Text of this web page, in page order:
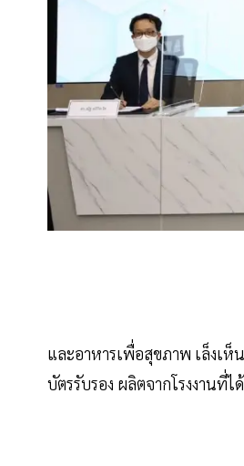
และอาหารเพื่อสุขภาพ เล็งเ
บัตรรับรอง ผลิตจากโรงงานที่